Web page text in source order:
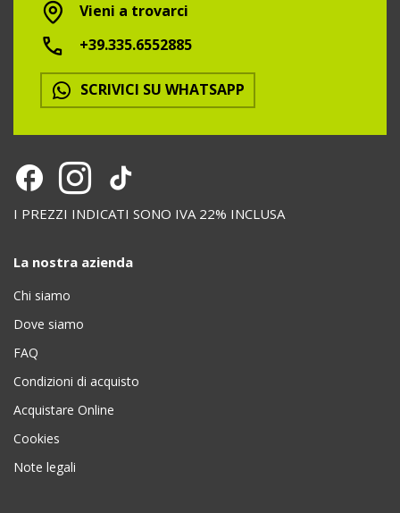
Vieni a trovarci
+39.335.6552885
SCRIVICI SU WHATSAPP
I PREZZI INDICATI SONO IVA 22% INCLUSA
La nostra azienda
Chi siamo
Dove siamo
FAQ
Condizioni di acquisto
Acquistare Online
Cookies
Note legali